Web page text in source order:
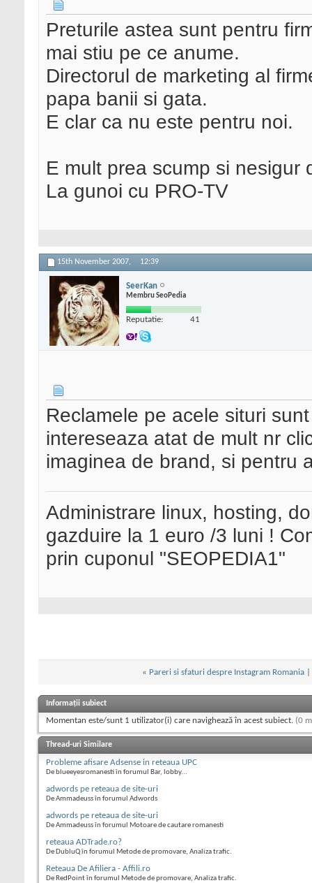
Preturile astea sunt pentru
mai stiu pe ce anume.
Directorul de marketing al
papa banii si gata.
E clar ca nu este pentru noi.
E mult prea scump si nesigur
La gunoi cu PRO-TV
15th November 2007, 12:39
SeerKan
Membru SeoPedia
Reputatie: 41
Reclamele pe acele situri
intereseaza atat de mult nr
imaginea de brand, si pentru
Administrare linux, hosting,
gazduire la 1 euro /3 luni !
prin cuponul "SEOPEDIA1"
« Pareri si sfaturi despre Instagram Romania
Informații subiect
Momentan este/sunt 1 utilizator(i) care navighează în acest subiect. (0
Thread-uri Similare
Probleme afisare Adsense in reteaua UPC
De blueeyesromanesti în forumul Bar, lobby...
adwords pe reteaua de site-uri
De Ammadeuss în forumul Adwords
adwords pe reteaua de site-uri
De Ammadeuss în forumul Motoare de cautare romanesti
reteaua ADTrade.ro?
De DubluQ în forumul Metode de promovare, Analiza trafic.
Reteaua De Afiliera - Affili.ro
De RedPoint în forumul Metode de promovare, Analiza trafic.